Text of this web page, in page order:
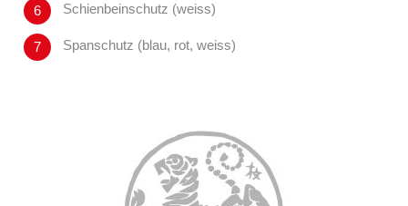
Schienbeinschutz (weiss)
Spanschutz (blau, rot, weiss)